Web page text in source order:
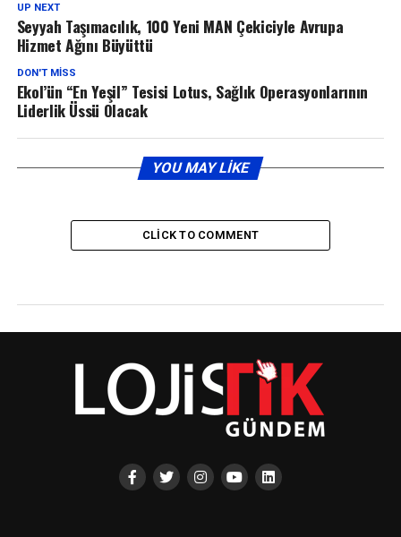
UP NEXT
Seyyah Taşımacılık, 100 Yeni MAN Çekiciyle Avrupa
Hizmet Ağını Büyüttü
DON'T MISS
Ekol’ün “En Yeşil” Tesisi Lotus, Sağlık Operasyonlarının
Liderlik Üssü Olacak
YOU MAY LIKE
CLICK TO COMMENT